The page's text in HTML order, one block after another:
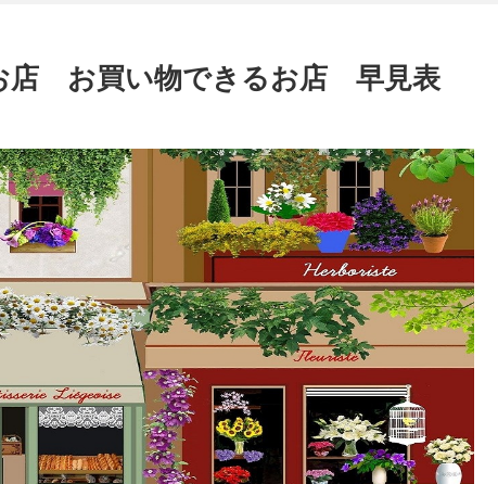
店 お買い物できるお店 早見表